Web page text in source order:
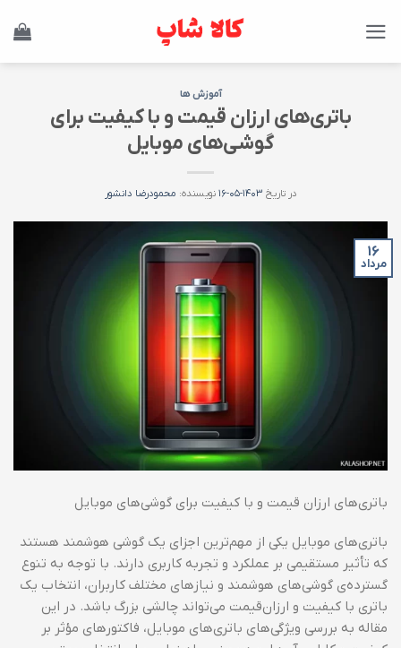
آموزش ها
باتری‌های ارزان قیمت و با کیفیت برای
گوشی‌های موبایل
در تاریخ ۱۴۰۳-۰۵-۱۶ نویسنده: محمودرضا دانشور
۱۶
مرداد
باتری‌های ارزان قیمت و با کیفیت برای گوشی‌های موبایل
باتری‌های موبایل یکی از مهم‌ترین اجزای یک گوشی هوشمند هستند
که تأثیر مستقیمی بر عملکرد و تجربه کاربری دارند. با توجه به تنوع
گسترده‌ی گوشی‌های هوشمند و نیازهای مختلف کاربران، انتخاب یک
باتری با کیفیت و ارزان‌قیمت می‌تواند چالشی بزرگ باشد. در این
مقاله به بررسی ویژگی‌های باتری‌های موبایل، فاکتورهای مؤثر بر